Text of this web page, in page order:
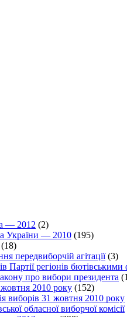
— 2012 (2)
України — 2010 (195)
(18)
передвиборчій агітації(3)
Партії регіонів
про вибори президента
2010 року (152)
виборів 31 жовтня 2010 року
обласної виборчої комісії